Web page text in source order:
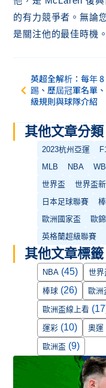
的有力競爭者。無論
是關注他的最佳時機。
英超全解析：每年 8
踢、歷屆冠軍名單
級規則與球隊介紹
其他文章分類
2023杭州亞運
MLB
NBA
世界盃
世界盃
日本足球聯賽
歐洲國家盃
歐
英格蘭超級聯賽
其他文章標籤
NBA (45) 世界
棒球 (26) 歐洲
歐洲盃線上看
運彩 (10) 奧運
歐洲盃 (9)